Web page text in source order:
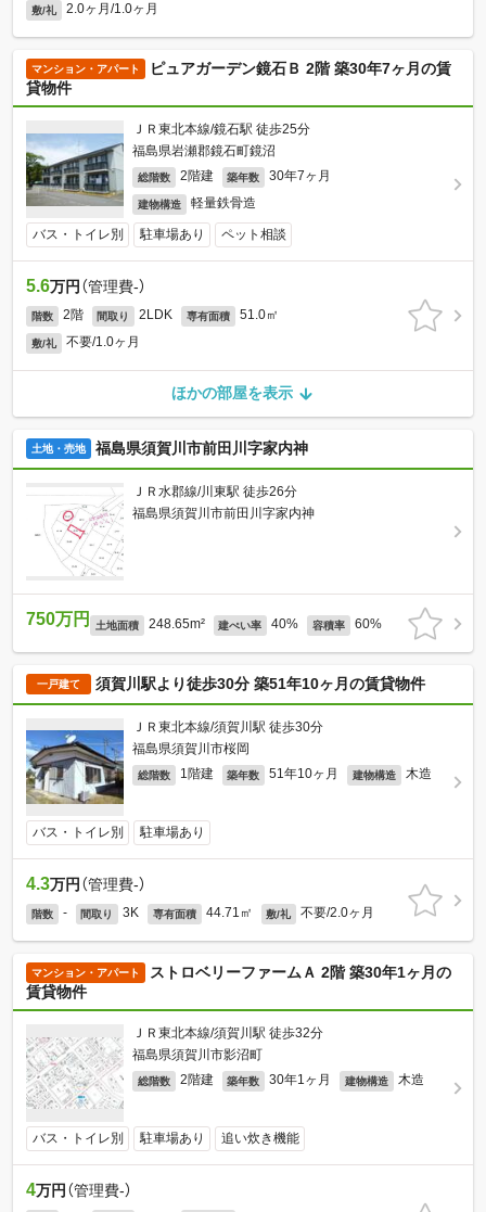
敷/礼 2.0ヶ月/1.0ヶ月
マンション・アパート
ピュアガーデン鏡石Ｂ 2階 築30年7ヶ月の賃
貸物件
ＪＲ東北本線/鏡石駅 徒歩25分
福島県岩瀬郡鏡石町鏡沼
総階数 2階建 築年数 30年7ヶ月
建物構造 軽量鉄骨造
バス・トイレ別 駐車場あり ペット相談
5.6万円 （管理費-）
階数 2階 間取り 2LDK 専有面積 51.0㎡
敷/礼 不要/1.0ヶ月
ほかの部屋を表示
土地・売地 福島県須賀川市前田川字家内神
ＪＲ水郡線/川東駅 徒歩26分
福島県須賀川市前田川字家内神
750万円 土地面積 248.65m² 建ぺい率 40% 容積率 60%
一戸建て 須賀川駅より徒歩30分 築51年10ヶ月の賃貸物件
ＪＲ東北本線/須賀川駅 徒歩30分
福島県須賀川市桜岡
総階数 1階建 築年数 51年10ヶ月 建物構造 木造
バス・トイレ別 駐車場あり
4.3万円 （管理費-）
階数 - 間取り 3K 専有面積 44.71㎡ 敷/礼 不要/2.0ヶ月
マンション・アパート
ストロベリーファームＡ 2階 築30年1ヶ月の
賃貸物件
ＪＲ東北本線/須賀川駅 徒歩32分
福島県須賀川市影沼町
総階数 2階建 築年数 30年1ヶ月 建物構造 木造
バス・トイレ別 駐車場あり 追い炊き機能
4万円 （管理費-）